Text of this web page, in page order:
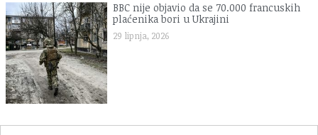
BBC nije objavio da se 70.000 francuskih
plaćenika bori u Ukrajini
29 lipnja, 2026